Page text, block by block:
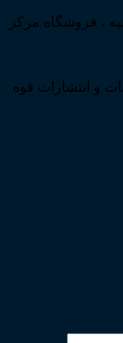
، فروشگاه مرکز
و انتشارات قوه